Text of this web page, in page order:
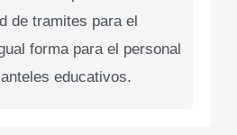
de tramites para el
forma para el personal
educativos.